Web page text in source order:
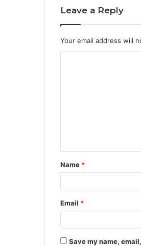
Leave a Reply
Your email address will
t
*
Name *
Email *
Save my name,